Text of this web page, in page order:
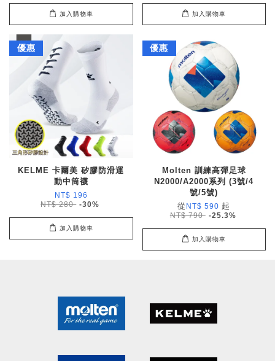
加入購物車 加入購物車
優惠
KELME 卡爾美 矽膠防滑運
動中筒襪
NT$ 196
NT$ 280 -30%
加入購物車
優惠
Molten 訓練高彈足球
N2000/A2000系列 (3號/4
號/5號)
從 NT$ 590 起
NT$ 790 -25.3%
加入購物車